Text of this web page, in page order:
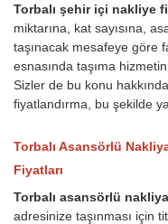
Torbalı şehir içi nakliye
miktarına, kat sayısına,
taşınacak mesafeye göre
esnasında taşıma
Sizler de bu konu
fiyatlandırma, bu şekilde
Torbalı Asansörlü
Fiyatları
Torbalı asansörlü
adresinize taşınması için